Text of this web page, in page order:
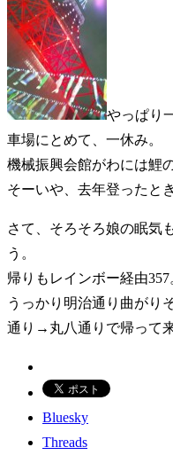
やっぱり
車場にとめて、一休み。
機械振興会館がわには鯉
そーいや、去年登ったと
さて、そろそろ娘の眠気
う。
帰りもレインボー経由357
うっかり明治通り曲がり
通り→丸八通りで帰って来
Bluesky
Threads